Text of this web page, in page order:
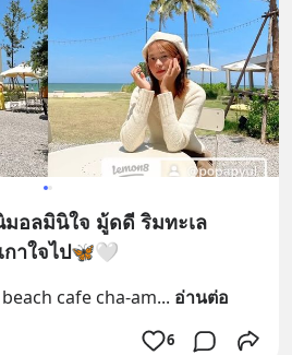
อลมินิใจ มู้ดดี ริมทะเล
กาใจไป🦋🤍
cafe cha-am... อ่านต่อ
6